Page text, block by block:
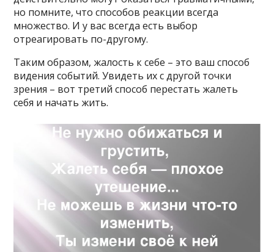
но помните, что способов реакции всегда
множество. И у вас всегда есть выбор
отреагировать по-другому.
Таким образом, жалость к себе – это ваш способ
видения событий. Увидеть их с другой точки
зрения – вот третий способ перестать жалеть
себя и начать жить.